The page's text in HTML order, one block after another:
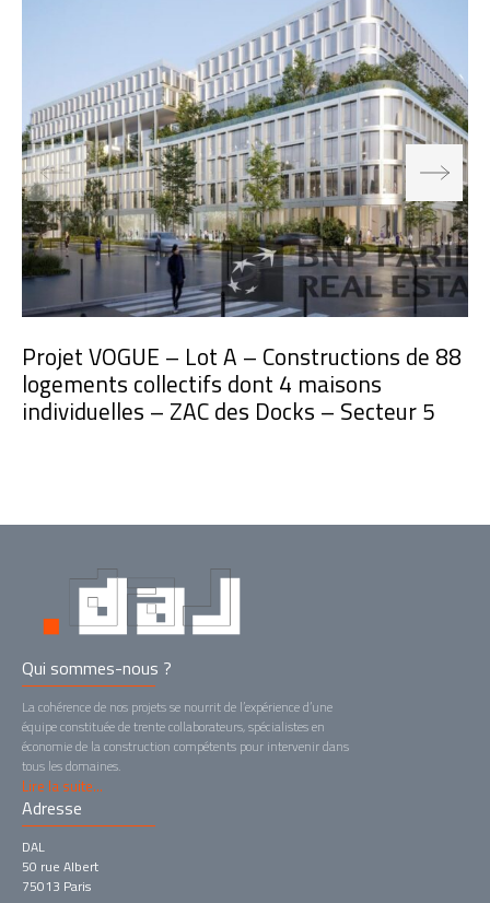
Projet VOGUE – Lot A – Constructions de 88
logements collectifs dont 4 maisons
individuelles – ZAC des Docks – Secteur 5
Qui sommes-nous ?
La cohérence de nos projets se nourrit de l’expérience d’une
équipe constituée de trente collaborateurs, spécialistes en
économie de la construction compétents pour intervenir dans
tous les domaines.
Lire la suite...
Adresse
DAL
50 rue Albert
75013 Paris